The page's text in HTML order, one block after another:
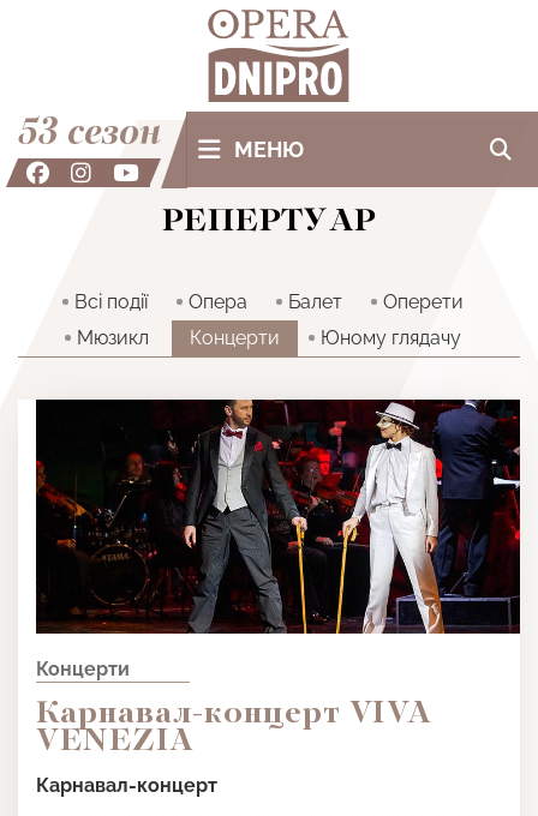
53 сезон МЕНЮ
РЕПЕРТУАР
Всi події Опера Балет
Оперети
Мюзикл
Концерти Юному глядачу
Концерти
Карнавал-концерт VIVA
VENEZIA
Карнавал-концерт